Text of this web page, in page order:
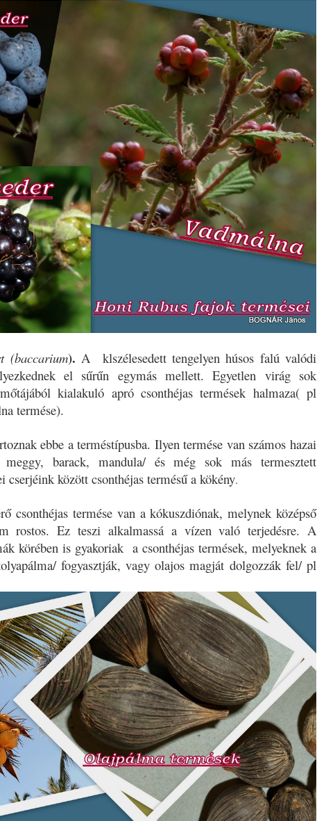
(baccarium).A klszélesedett tengelyen húsos falú valódi
el sűrűn egymás mellett. Egyetlen virág sok
kialakuló apró csonthéjas termések halmaza( pl
termése).
ebbe a terméstípusba. Ilyen termése van számos hazai
meggy, barack, mandula/ és még sok más termesztett
cserjéink között csonthéjas termésű a kökény.
csonthéjas termése van a kókuszdiónak, melynek középső
rostos. Ez teszi alkalmassá a vízen való terjedésre. A
körében is gyakoriak a csonthéjas termések, melyeknek a
fogyasztják, vagy olajos magját dolgozzák fel/ pl